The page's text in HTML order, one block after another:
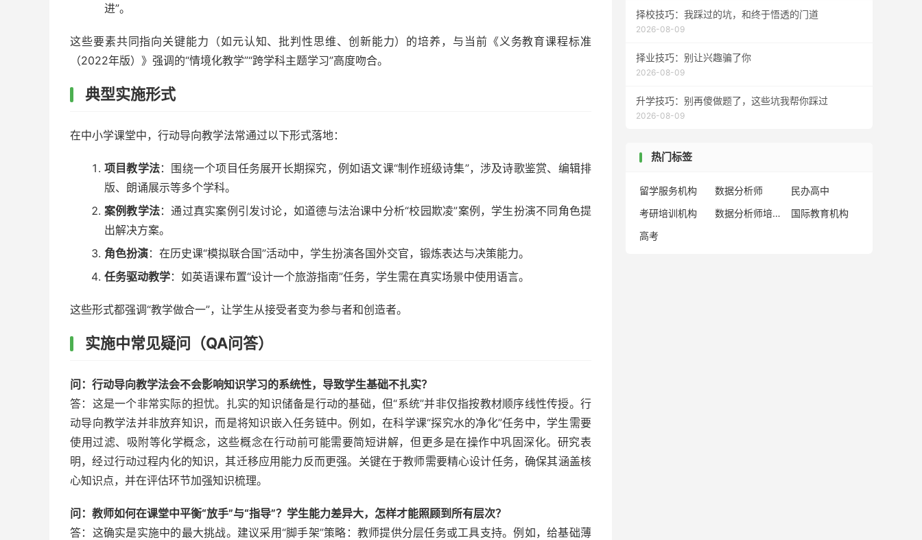
进”。
这些要素共同指向关键能力（如元认知、批判性思维、创新能力）的培养，与当前《义务教育课程标准
（2022年版）》强调的“情境化教学”“跨学科主题学习”高度吻合。
典型实施形式
在中小学课堂中，行动导向教学法常通过以下形式落地：
项目教学法：围绕一个项目任务展开长期探究，例如语文课“制作班级诗集”，涉及诗歌鉴赏、编辑排
版、朗诵展示等多个学科。
案例教学法：通过真实案例引发讨论，如道德与法治课中分析“校园欺凌”案例，学生扮演不同角色提
出解决方案。
角色扮演：在历史课“模拟联合国”活动中，学生扮演各国外交官，锻炼表达与决策能力。
任务驱动教学：如英语课布置“设计一个旅游指南”任务，学生需在真实场景中使用语言。
这些形式都强调“教学做合一”，让学生从接受者变为参与者和创造者。
实施中常见疑问（QA问答）
问：行动导向教学法会不会影响知识学习的系统性，导致学生基础不扎实？
答：这是一个非常实际的担忧。扎实的知识储备是行动的基础，但“系统”并非仅指按教材顺序线性传授。行
动导向教学法并非放弃知识，而是将知识嵌入任务链中。例如，在科学课“探究水的净化”任务中，学生需要
使用过滤、吸附等化学概念，这些概念在行动前可能需要简短讲解，但更多是在操作中巩固深化。研究表
明，经过行动过程内化的知识，其迁移应用能力反而更强。关键在于教师需要精心设计任务，确保其涵盖核
心知识点，并在评估环节加强知识梳理。
问：教师如何在课堂中平衡“放手”与“指导”？学生能力差异大，怎样才能照顾到所有层次？
答：这确实是实施中的最大挑战。建议采用“脚手架”策略：教师提供分层任务或工具支持。例如，给基础薄
择校技巧：我踩过的坑，和终于悟透的门道
2026-08-09
择业技巧：别让兴趣骗了你
2026-08-09
升学技巧：别再傻做题了，这些坑我帮你踩过
2026-08-09
热门标签
留学服务机构 数据分析师
民办高中
考研培训机构
数据分析师培训机构
国际教育机构
高考